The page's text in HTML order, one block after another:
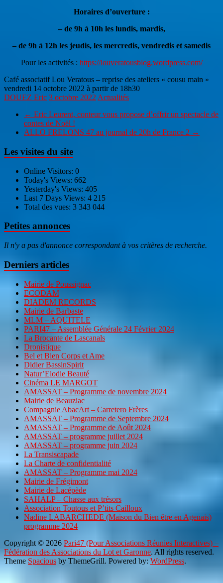
Horaires d’ouverture :
– de 9h à 10h les lundis, mardis,
– de 9h à 12h les jeudis, les mercredis, vendredis et samedis
Pour les activités : https://louveratousblog.wordpress.com/
Café associatif Lou Veratous – reprise des ateliers « cousu main »
vendredi 14 octobre 2022 à partir de 18h30
DOUEZ Eric 3 octobre 2022 Actualités
← Eric Leurent, conteur vous propose d’offrir un spectacle de
contes de Noël !
ALLO FRELONS 47 au journal de 20h de France 2 →
Les visites du site
Online Visitors: 0
Today's Views: 662
Yesterday's Views: 405
Last 7 Days Views: 4 215
Total des vues: 3 343 044
Petites annonces
Il n'y a pas d'annonce correspondant à vos critères de recherche.
Derniers articles
Mairie de Poussignac
ECODAM
DIADEM RECORDS
Mairie de Barbaste
MLM – AQUITELE
PARI47 – Assemblée Générale 24 Février 2024
La Brocante de Lascanals
Dronistique
Bel et Bien Corps et Ame
Didier BassinSpirit
Natur’Elodie Beauté
Cinéma LE MARGOT
AMASSAT – Programme de novembre 2024
Mairie de Beauziac
Compagnie AbacArt – Carretero Frères
AMASSAT – Programme de Septembre 2024
AMASSAT – Programme de Août 2024
AMASSAT – programme juillet 2024
AMASSAT – programme juin 2024
La Transiscapade
La Charte de confidentialité
AMASSAT – Programme mai 2024
Mairie de Frégimont
Mairie de Lacépède
SAHALP – Chasse aux trésors
Association Toutous et P’tits Cailloux
Nadine LABARCHEDE (Maison du Bien être en Agenais)
programme 2024
Copyright © 2026 Pari47 (Pour Associations Réunies Interactives) –
Fédération des Associations du Lot et Garonne. All rights reserved.
Theme Spacious by ThemeGrill. Powered by: WordPress.